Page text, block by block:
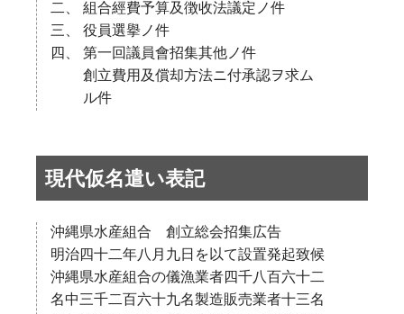
二、 組合經費予算及徴收法議定ノ件
三、 役員選擧ノ件
四、 第一回議員會招集其他ノ件
創立費用及償却方法ニ付承認ヲ求ム
ル件
現代仮名遣い表記
沖縄県水産組合 創立総会招集広告
明治四十二年八月九日を以て設置発起致候
沖縄県水産組合の儀漁業者四千八百六十二
名中三千二百六十九名製造販売業者十三名